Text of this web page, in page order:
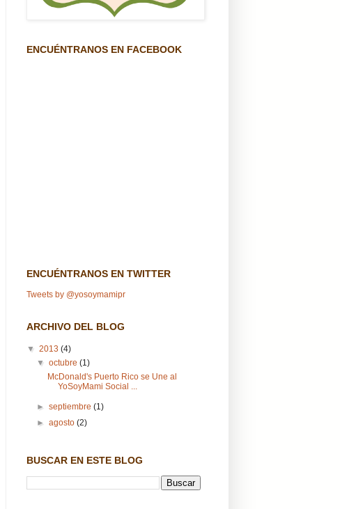
ENCUÉNTRANOS EN FACEBOOK
ENCUÉNTRANOS EN TWITTER
Tweets by @yosoymamipr
ARCHIVO DEL BLOG
▼ 2013 (4)
▼octubre(1)
McDonald's Puerto Rico se Une al
YoSoyMami Social ...
►septiembre(1)
►agosto(2)
BUSCAR EN ESTE BLOG